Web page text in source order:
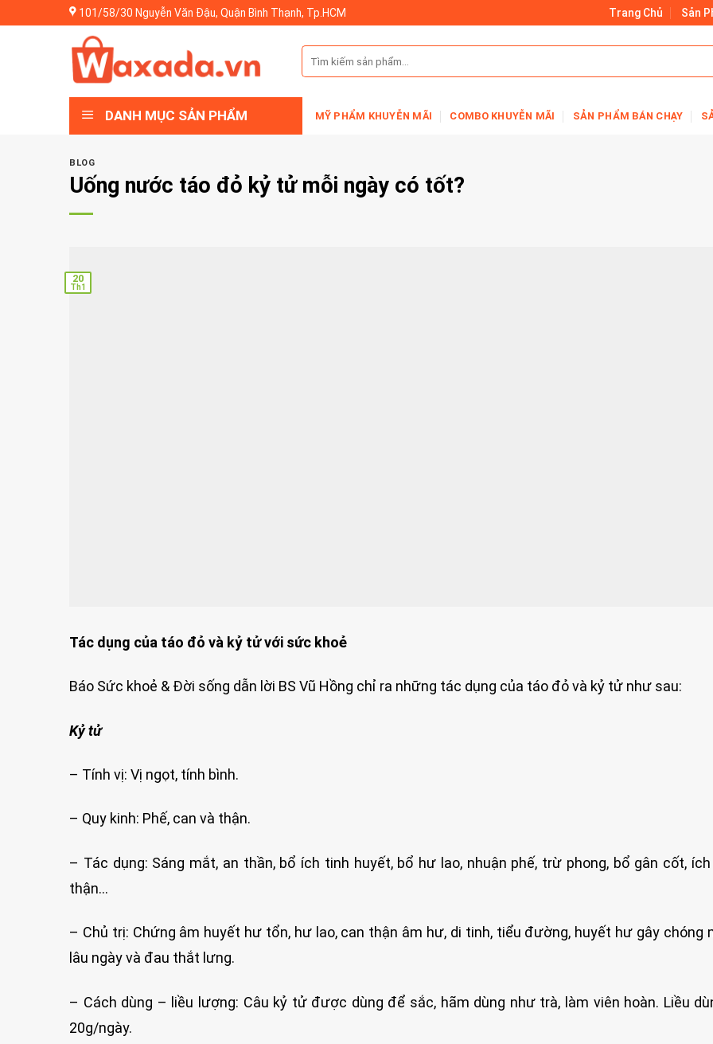
to
101/58/30 Nguyễn Văn Đậu, Quận Bình Thạnh, Tp.HCM Trang Chủ Sản
Tìm
kiếm:
DANH MỤC SẢN PHẨM MỸ PHẨM KHUYỄN MÃI COMBO KHUYỄN MÃI SẢN PHẨM BÁN CHẠY
BLOG
Uống nước táo đỏ kỷ tử mỗi ngày có tốt?
20
Th1
Tác dụng của táo đỏ và kỷ tử với sức khoẻ
Báo Sức khoẻ & Đời sống dẫn lời BS Vũ Hồng chỉ ra những tác dụng của táo đỏ và kỷ tử như sau:
Kỷ tử
– Tính vị: Vị ngọt, tính bình.
– Quy kinh: Phế, can và thận.
– Tác dụng: Sáng mắt, an thần, bổ ích tinh huyết, bổ hư lao, nhuận phế, trừ phong, bổ gân cốt,
thận…
– Chủ trị: Chứng âm huyết hư tổn, hư lao, can thận âm hư, di tinh, tiểu đường, huyết hư gây chóng
lâu ngày và đau thắt lưng.
– Cách dùng – liều lượng: Câu kỷ tử được dùng để sắc, hãm dùng như trà, làm viên hoàn. Liều
20g/ngày.